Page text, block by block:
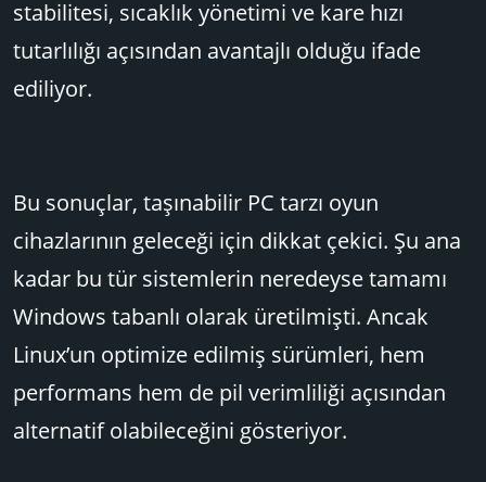
stabilitesi, sıcaklık yönetimi ve kare hızı
tutarlılığı açısından avantajlı olduğu ifade
ediliyor.
Bu sonuçlar, taşınabilir PC tarzı oyun
cihazlarının geleceği için dikkat çekici. Şu ana
kadar bu tür sistemlerin neredeyse tamamı
Windows tabanlı olarak üretilmişti. Ancak
Linux’un optimize edilmiş sürümleri, hem
performans hem de pil verimliliği açısından
alternatif olabileceğini gösteriyor.